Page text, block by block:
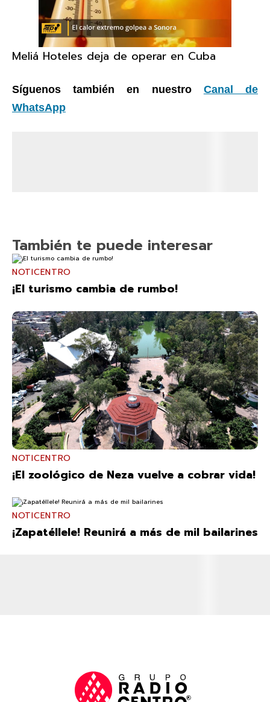
Meliá Hoteles deja de operar en Cuba
Síguenos también en nuestro Canal de
WhatsApp
También te puede interesar
NOTICENTRO
¡El turismo cambia de rumbo!
NOTICENTRO
¡El zoológico de Neza vuelve a cobrar vida!
NOTICENTRO
¡Zapatéllele! Reunirá a más de mil bailarines